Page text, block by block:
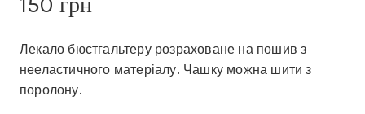
Лекало бюстгальтеру розраховане на пошив з
нееластичного матеріалу. Чашку можна шити з
поролону.